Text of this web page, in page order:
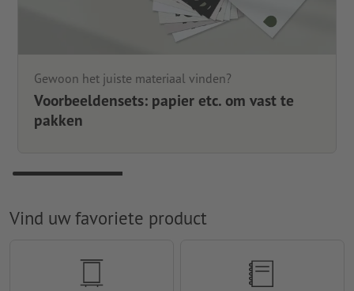
Gewoon het juiste materiaal vinden?
Voorbeeldensets: papier etc. om vast te
pakken
Vind uw favoriete product